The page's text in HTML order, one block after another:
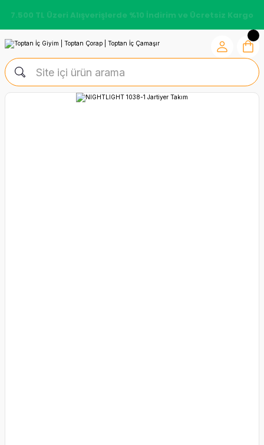
7.500 TL Üzeri Alışverişlerde %10 İndirim ve Ücretsiz Kargo